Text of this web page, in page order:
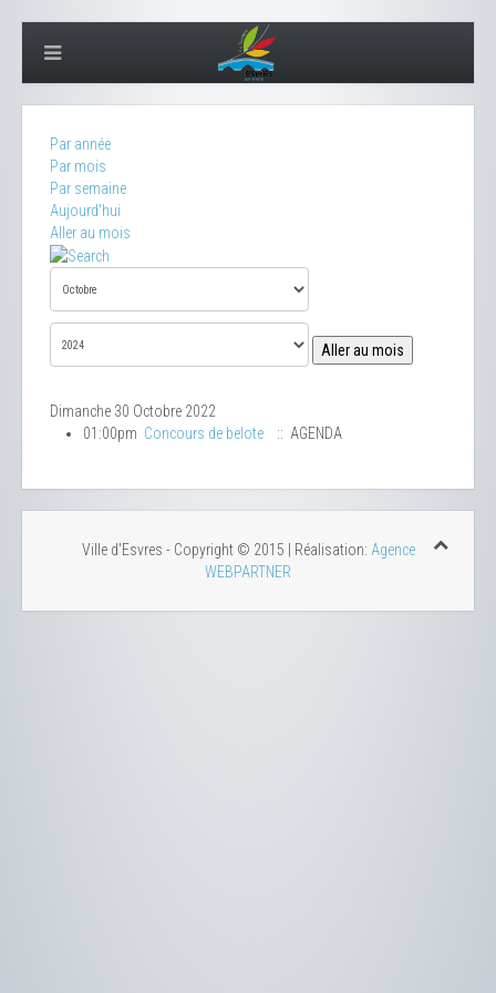
Par année
Par mois
Par semaine
Aujourd'hui
Aller au mois
Aller au mois
Dimanche 30 Octobre 2022
01:00pm Concours de belote :: AGENDA
Ville d'Esvres - Copyright © 2015 | Réalisation: Agence
WEBPARTNER